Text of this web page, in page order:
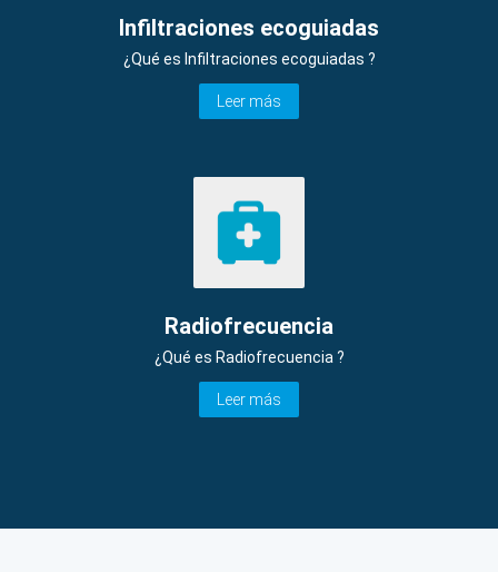
Infiltraciones ecoguiadas
¿Qué es Infiltraciones ecoguiadas ?
Leer más
Radiofrecuencia
¿Qué es Radiofrecuencia ?
Leer más